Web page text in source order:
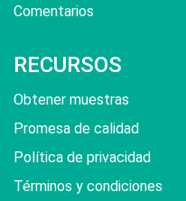
Comentarios
RECURSOS
Obtener muestras
Promesa de calidad
Política de privacidad
Términos y condiciones